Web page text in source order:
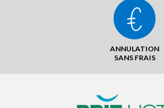
ANNULATION
SANS FRAIS